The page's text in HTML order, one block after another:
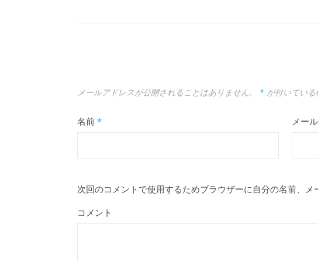
メールアドレスが公開されることはありません。 * が付いてい
名前 * メー
次回のコメントで使用するためブラウザーに自分の名前、メ
コメント